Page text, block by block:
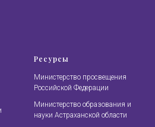
Ресурсы
Министерство просвещения
Российской Федерации
Министерство образования и
науки Астраханской области